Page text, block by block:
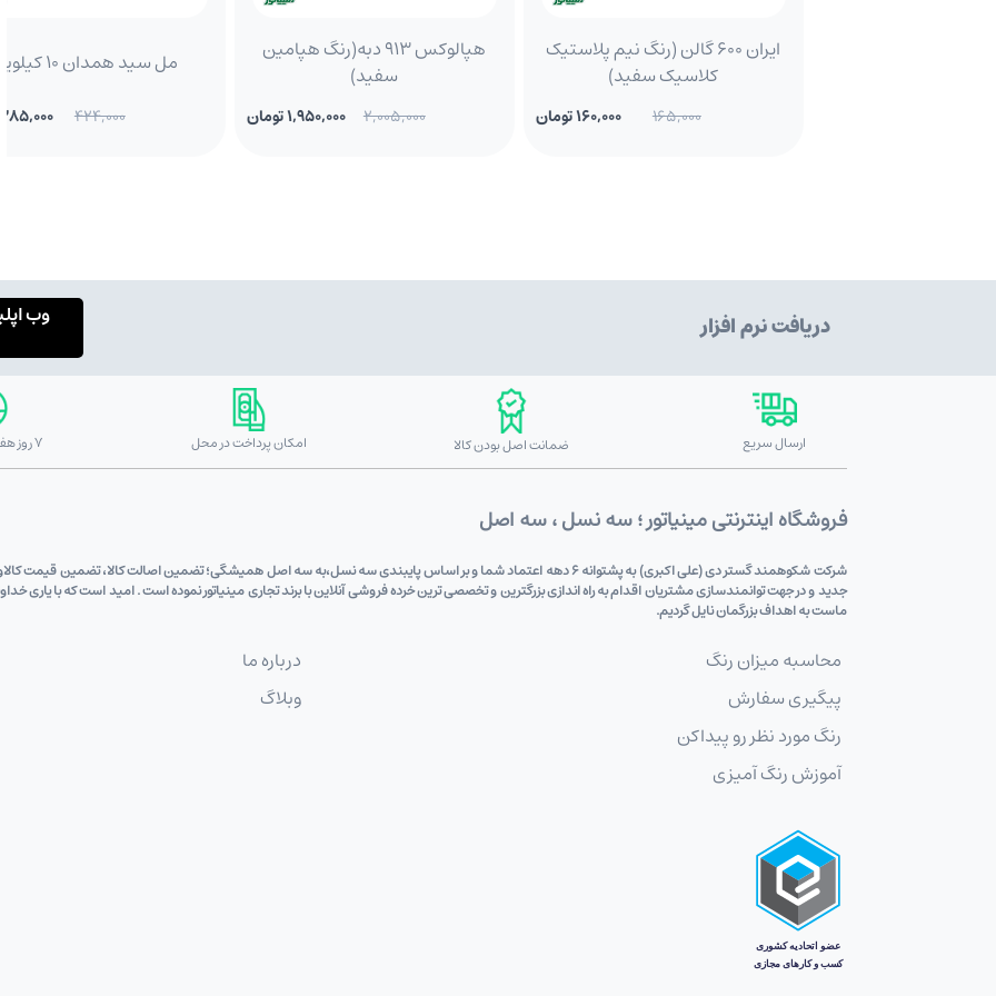
ایران 600 گالن (رنگ نیم پلاستیک
کلاسیک سفید)
165,000 160,000 تومان
هپالوکس 913 دبه(رنگ هپامین
سفید)
2,005,000 1,950,000 تومان
مل سید همدان 10 کیلویی
424,000 385,000 تومان
دریافت نرم افزار وب
ارسال سریع ضمانت اصل بودن کالا امکان پرداخت در محل 7 روز هفته 24 ساعته
فروشگاه اینترنتی مینیاتور ؛ سه نسل ، سه اصل
شرکت شکوهمند گستر دی (علی اکبری) به پشتوانه 6 دهه اعتماد شما و بر اساس پایبندی سه نسل،به سه اصل همیشگی؛ تضمین اصالت کالا،
جدید و در جهت توانمندسازی مشتریان اقدام به راه اندازی بزرگترین و تخصصی ترین خرده فروشی آنلاین با برند تجاری مینیاتور نموده است . امید است که با یاری
ماست به اهداف بزرگمان نایل گردیم.
محاسبه میزان رنگ
پیگیری سفارش
رنگ مورد نظر رو پیداکن
آموزش رنگ آمیزی
درباره ما
وبلاگ